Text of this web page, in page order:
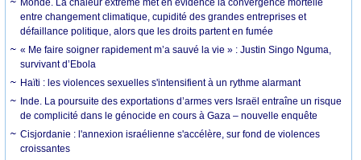
Monde. La chaleur extrême met en évidence la convergence mortelle
entre changement climatique, cupidité des grandes entreprises et
défaillance politique, alors que les droits partent en fumée
« Me faire soigner rapidement m’a sauvé la vie » : Justin Singo Nguma,
survivant d’Ebola
Haïti : les violences sexuelles s'intensifient à un rythme alarmant
Inde. La poursuite des exportations d’armes vers Israël entraîne un risque
de complicité dans le génocide en cours à Gaza – nouvelle enquête
Cisjordanie : l'annexion israélienne s'accélère, sur fond de violences
croissantes